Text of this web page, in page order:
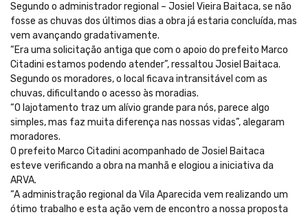
Segundo o administrador regional – Josiel Vieira Baitaca, se não
fosse as chuvas dos últimos dias a obra já estaria concluída, mas
vem avançando gradativamente.
“Era uma solicitação antiga que com o apoio do prefeito Marco
Citadini estamos podendo atender”, ressaltou Josiel Baitaca.
Segundo os moradores, o local ficava intransitável com as
chuvas, dificultando o acesso às moradias.
“O lajotamento traz um alívio grande para nós, parece algo
simples, mas faz muita diferença nas nossas vidas”, alegaram
moradores.
O prefeito Marco Citadini acompanhado de Josiel Baitaca
esteve verificando a obra na manhã e elogiou a iniciativa da
ARVA.
“A administração regional da Vila Aparecida vem realizando um
ótimo trabalho e esta ação vem de encontro a nossa proposta